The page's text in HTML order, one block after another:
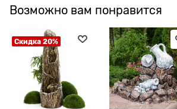
Возможно вам понравится
Скидка 20%